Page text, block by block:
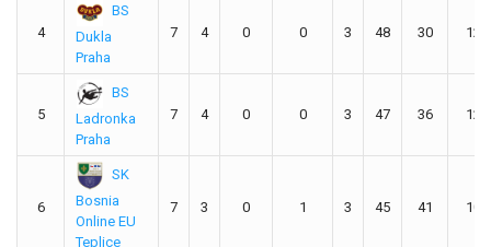
4
BS
Dukla
Praha
7 4 0 0 3 48 30 12
5
BS
Ladronka
Praha
7 4 0 0 3 47 36 12
6
SK
Bosnia
Online EU
Teplice
7 3 0 1 3 45 41 10